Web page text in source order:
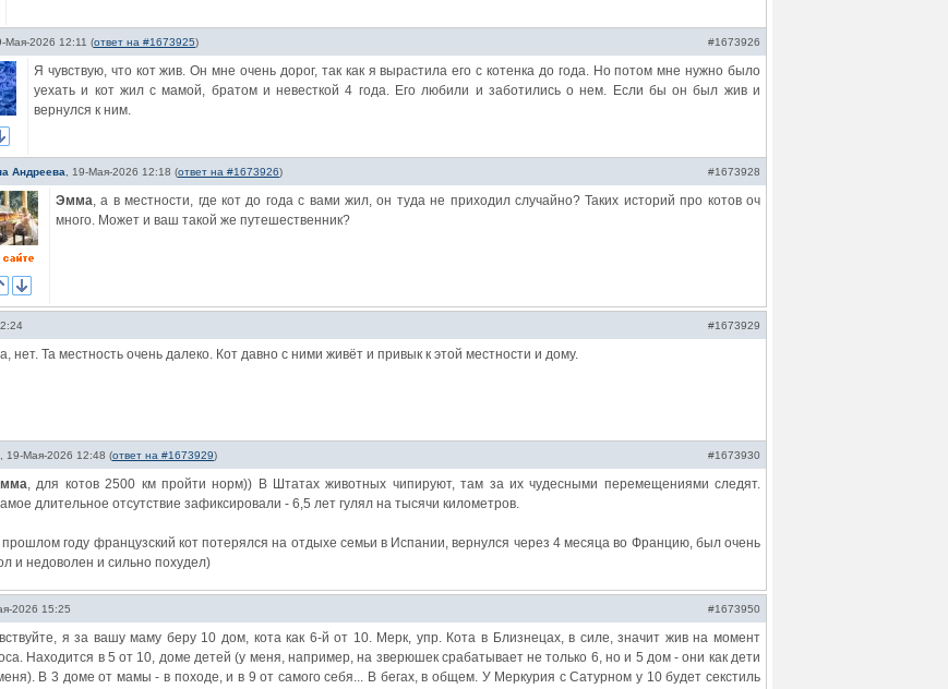
#1673926
Мая-2026 12:11 (ответ на #1673925)
Я чувствую, что кот жив. Он мне очень дорог, так как я вырастила его с котенка до года. Но потом мне нужно было
уехать и кот жил с мамой, братом и невесткой 4 года. Его любили и заботились о нем. Если бы он был жив и
вернулся к ним.
#1673928
Андреева 19-Мая-2026 12:18 (ответ на #1673926)
Эмма, а в местности, где кот до года с вами жил, он туда не приходил случайно? Таких историй про котов оч
много. Может и ваш такой же путешественник?
#1673929
нет. Та местность очень далеко. Кот давно с ними живёт и привык к этой местности и дому.
#1673930
19-Мая-2026 12:48 (ответ на #1673929)
, для котов 2500 км пройти норм)) В Штатах животных чипируют, там за их чудесными перемещениями следят.
длительное отсутствие зафиксировали - 6,5 лет гулял на тысячи километров.
прошлом году французский кот потерялся на отдыхе семьи в Испании, вернулся через 4 месяца во Францию, был очень
и недоволен и сильно похудел)
#1673950
2026 15:25
я за вашу маму беру 10 дом, кота как 6-й от 10. Мерк, упр. Кота в Близнецах, в силе, значит жив на момент
Находится в 5 от 10, доме детей (у меня, например, на зверюшек срабатывает не только 6, но и 5 дом - они как дети
В 3 доме от мамы - в походе, и в 9 от самого себя... В бегах, в общем. У Меркурия с Сатурном у 10 будет секстиль